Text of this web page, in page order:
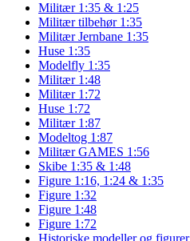
Militær 1:35 & 1:25
Militær tilbehør 1:35
Militær Jernbane 1:35
Huse 1:35
Modelfly 1:35
Militær 1:48
Militær 1:72
Huse 1:72
Militær 1:87
Modeltog 1:87
Militær GAMES 1:56
Skibe 1:35 & 1:48
Figure 1:16, 1:24 & 1:35
Figure 1:32
Figure 1:48
Figure 1:72